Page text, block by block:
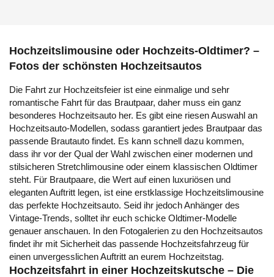
Hochzeitslimousine oder Hochzeits-Oldtimer? –
Fotos der schönsten Hochzeitsautos
Die Fahrt zur Hochzeitsfeier ist eine einmalige und sehr
romantische Fahrt für das Brautpaar, daher muss ein ganz
besonderes Hochzeitsauto her. Es gibt eine riesen Auswahl an
Hochzeitsauto-Modellen, sodass garantiert jedes Brautpaar das
passende Brautauto findet. Es kann schnell dazu kommen,
dass ihr vor der Qual der Wahl zwischen einer modernen und
stilsicheren Stretchlimousine oder einem klassischen Oldtimer
steht. Für Brautpaare, die Wert auf einen luxuriösen und
eleganten Auftritt legen, ist eine erstklassige Hochzeitslimousine
das perfekte Hochzeitsauto. Seid ihr jedoch Anhänger des
Vintage-Trends, solltet ihr euch schicke Oldtimer-Modelle
genauer anschauen. In den Fotogalerien zu den Hochzeitsautos
findet ihr mit Sicherheit das passende Hochzeitsfahrzeug für
einen unvergesslichen Auftritt an eurem Hochzeitstag.
Hochzeitsfahrt in einer Hochzeitskutsche – Die